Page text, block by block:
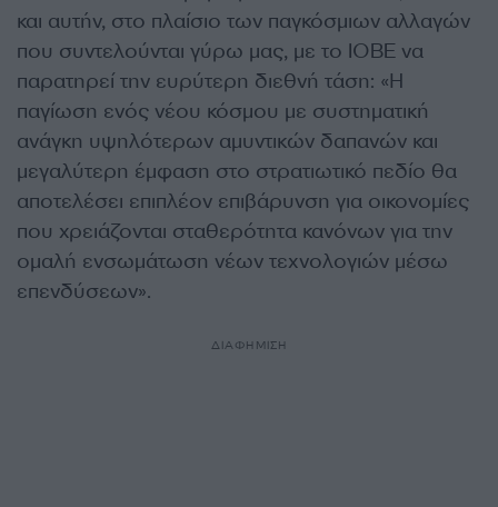
και αυτήν, στο πλαίσιο των παγκόσμιων αλλαγών
που συντελούνται γύρω μας, με το ΙΟΒΕ να
παρατηρεί την ευρύτερη διεθνή τάση: «Η
παγίωση ενός νέου κόσμου με συστηματική
ανάγκη υψηλότερων αμυντικών δαπανών και
μεγαλύτερη έμφαση στο στρατιωτικό πεδίο θα
αποτελέσει επιπλέον επιβάρυνση για οικονομίες
που χρειάζονται σταθερότητα κανόνων για την
ομαλή ενσωμάτωση νέων τεχνολογιών μέσω
επενδύσεων».
ΔΙΑΦΗΜΙΣΗ